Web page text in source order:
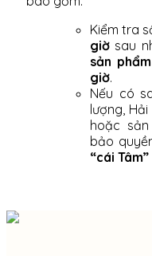
Kiểm tra
giờ sau
sản phẩm
giờ.
Nếu có
lượng,
hoặc
bảo
“cái Tâm”